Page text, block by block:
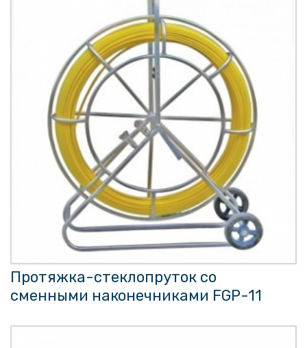
Протяжка-стеклопруток со
сменными наконечниками FGP-11